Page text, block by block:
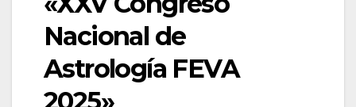
Nacional de
Astrología FEVA
2025»